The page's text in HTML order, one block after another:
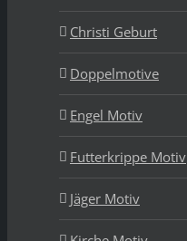
Christi Geburt
Doppelmotive
Engel Motiv
Futterkrippe Motiv
Jäger Motiv